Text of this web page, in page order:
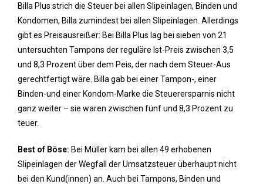
Billa Plus strich die Steuer bei allen Slipeinlagen, Binden und
Kondomen, Billa zumindest bei allen Slipeinlagen. Allerdings
gibt es Preisausreißer: Bei Billa Plus lag bei sieben von 21
untersuchten Tampons der reguläre Ist-Preis zwischen 3,5
und 8,3 Prozent über dem Peis, der nach dem Steuer-Aus
gerechtfertigt wäre. Billa gab bei einer Tampon-, einer
Binden-und einer Kondom-Marke die Steuerersparnis nicht
ganz weiter – sie waren zwischen fünf und 8,3 Prozent zu
teuer.
Best of Böse: Bei Müller kam bei allen 49 erhobenen
Slipeinlagen der Wegfall der Umsatzsteuer überhaupt nicht
bei den Kund(innen) an. Auch bei Tampons, Binden und